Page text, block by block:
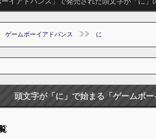
ゲームボーイアドバンス に
頭文字が「に」で始まる「ゲームボ